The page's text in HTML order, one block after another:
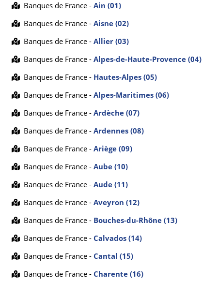
Banques de France - Ain (01)
Banques de France - Aisne (02)
Banques de France - Allier (03)
Banques de France - Alpes-de-Haute-Provence (04)
Banques de France - Hautes-Alpes (05)
Banques de France - Alpes-Maritimes (06)
Banques de France - Ardèche (07)
Banques de France - Ardennes (08)
Banques de France - Ariège (09)
Banques de France - Aube (10)
Banques de France - Aude (11)
Banques de France - Aveyron (12)
Banques de France - Bouches-du-Rhône (13)
Banques de France - Calvados (14)
Banques de France - Cantal (15)
Banques de France - Charente (16)